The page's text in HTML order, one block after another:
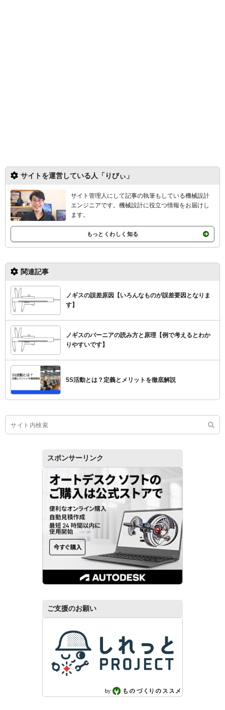
関連記事
ノギスの誤差原因【いろんなものが誤差要因となりま
す】
ノギスのバーニアの読み方と原理【例で考えるとわか
りやすいです】
5S活動とは？定義とメリットを徹底解説
サイトを運営している人「りびぃ」
サイト管理人にして記事の執筆もしている機械設計
エンジニアです。機械設計に役立つ情報をお届けし
ます。
もっとくわしく知る
スポンサーリンク
ご支援のお願い